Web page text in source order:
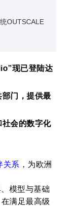
OUTSCALE
”现已登陆达
门，提供最
会的数字化
关系 ，为欧洲
模型与基础
满足最高级